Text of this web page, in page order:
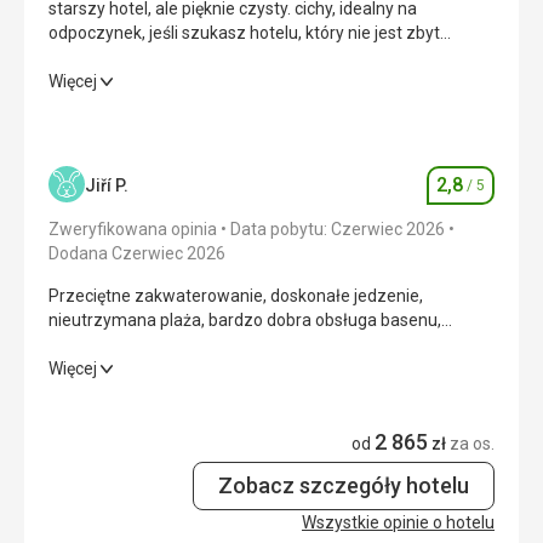
starszy hotel, ale pięknie czysty. cichy, idealny na
odpoczynek, jeśli szukasz hotelu, który nie jest zbyt
starszy hotel, ale pięknie czysty. cichy, idealny na
Wyżywienie 5,0/ 5
Zakwaterowanie 5,0
Usługi 4,0
Cena
wszystko jest w porządku
Ta recenzja została automatycznie przetłumaczona za
Więcej
Jiří P. Ocena
2,8 / 5
Zweryfikowana opinia
Data pobytu: Czerwiec 2026
Dodana Czerwiec 2026
Przeciętne zakwaterowanie, doskonałe jedzenie,
nieutrzymana plaża, bardzo dobra obsługa basenu,
Przeciętne zakwaterowanie, doskonałe jedzenie,
4,0/ 5
2,0/ 5
Więcej
od 2 865 zł za os.
Zobacz szczegóły hotelu
Wszystkie opinie o hotelu